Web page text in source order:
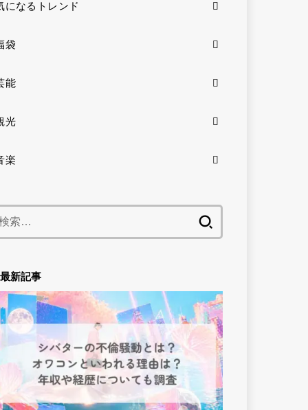
になるトレンド
袋
能
光
楽
最新記事